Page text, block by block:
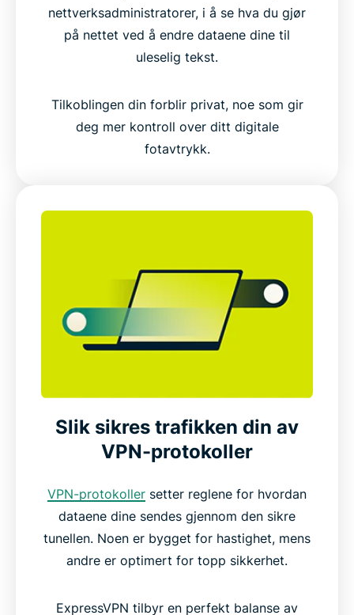
nettverksadministratorer, i å se hva du gjør
på nettet ved å endre dataene dine til
uleselig tekst.
Tilkoblingen din forblir privat, noe som gir
deg mer kontroll over ditt digitale
fotavtrykk.
Slik sikres trafikken din av
VPN-protokoller
VPN-protokoller setter reglene for hvordan
dataene dine sendes gjennom den sikre
tunellen. Noen er bygget for hastighet, mens
andre er optimert for topp sikkerhet.
ExpressVPN tilbyr en perfekt balanse av